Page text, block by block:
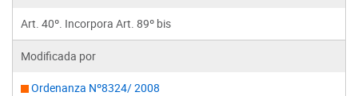
Art. 40º. Incorpora Art. 89º bis
Modificada por
Ordenanza Nº8324/ 2008